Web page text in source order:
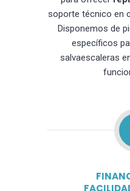
soporte técnico en
Disponemos de
específicos
salvaescaleras